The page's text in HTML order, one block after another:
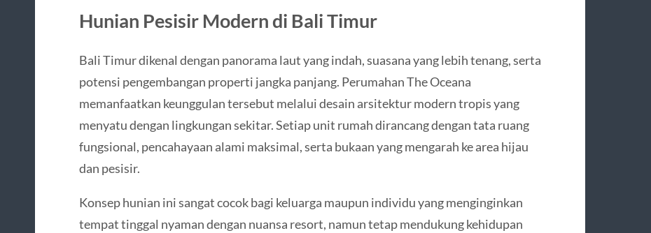
Hunian Pesisir Modern di Bali Timur
Bali Timur dikenal dengan panorama laut yang indah, suasana yang lebih tenang, serta
potensi pengembangan properti jangka panjang. Perumahan The Oceana
memanfaatkan keunggulan tersebut melalui desain arsitektur modern tropis yang
menyatu dengan lingkungan sekitar. Setiap unit rumah dirancang dengan tata ruang
fungsional, pencahayaan alami maksimal, serta bukaan yang mengarah ke area hijau
dan pesisir.
Konsep hunian ini sangat cocok bagi keluarga maupun individu yang menginginkan
tempat tinggal nyaman dengan nuansa resort, namun tetap mendukung kehidupan